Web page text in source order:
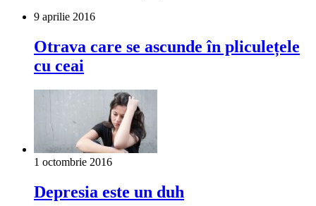
9 aprilie 2016
Otrava care se ascunde în pliculețele
cu ceai
1 octombrie 2016
Depresia este un duh